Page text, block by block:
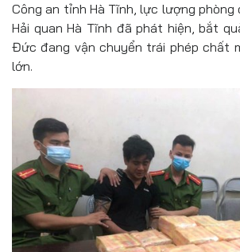
Công an tỉnh Hà Tĩnh, lực lượng phòng
Hải quan Hà Tĩnh đã phát hiện, bắt
Đức đang vận chuyển trái phép chất
lớn.